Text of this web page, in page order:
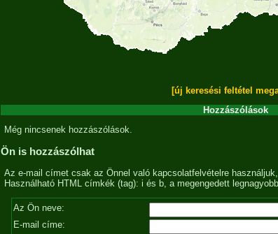
[új keresési feltétel
Hozzászólások
Még nincsenek hozzászólások.
Ön is hozzászólhat
Az e-mail címet csak az Önnel való kapcsolatfelvételre
Használható HTML címkék (tag): i és b, a megengedett
Az Ön neve:
E-mail címe: